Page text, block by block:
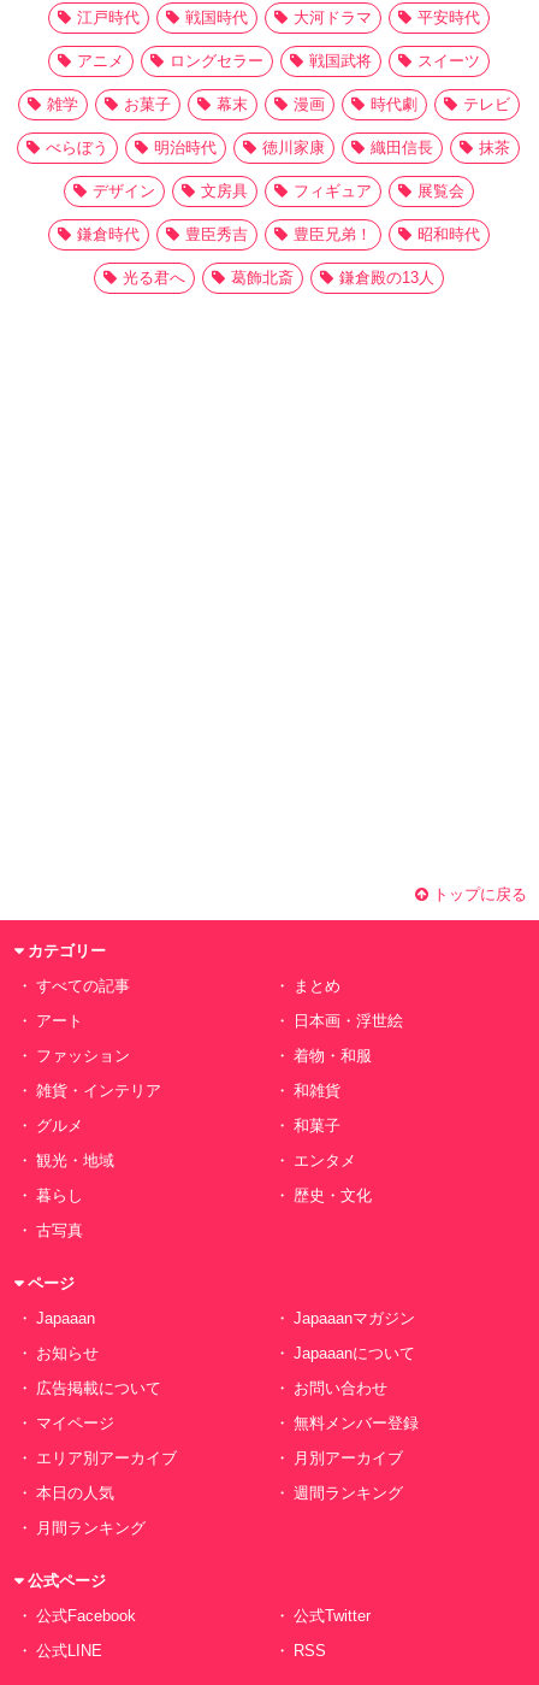
江戸時代 戦国時代 大河ドラマ 平安時代
アニメ ロングセラー 戦国武将 スイーツ
雑学 お菓子 幕末 漫画 時代劇 テレビ
べらぼう 明治時代 徳川家康 織田信長 抹茶
デザイン 文房具 フィギュア 展覧会
鎌倉時代 豊臣秀吉 豊臣兄弟！ 昭和時代
光る君へ 葛飾北斎 鎌倉殿の13人
トップに戻る
カテゴリー
すべての記事
まとめ
アート
日本画・浮世絵
ファッション
着物・和服
雑貨・インテリア
和雑貨
グルメ
和菓子
観光・地域
エンタメ
暮らし
歴史・文化
古写真
ページ
Japaaan
Japaaanマガジン
お知らせ
Japaaanについて
広告掲載について
お問い合わせ
マイページ
無料メンバー登録
エリア別アーカイブ
月別アーカイブ
本日の人気
週間ランキング
月間ランキング
公式ページ
公式Facebook
公式Twitter
公式LINE
RSS